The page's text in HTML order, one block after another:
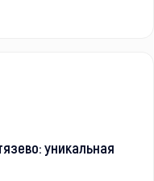
уникальная